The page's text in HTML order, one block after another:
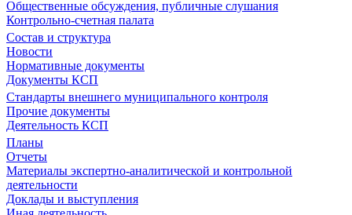
Общественные обсуждения, публичные слушания
Контрольно-счетная палата
Состав и структура
Новости
Нормативные документы
Документы КСП
Стандарты внешнего муниципального контроля
Прочие документы
Деятельность КСП
Планы
Отчеты
Материалы экспертно-аналитической и контрольной
деятельности
Доклады и выступления